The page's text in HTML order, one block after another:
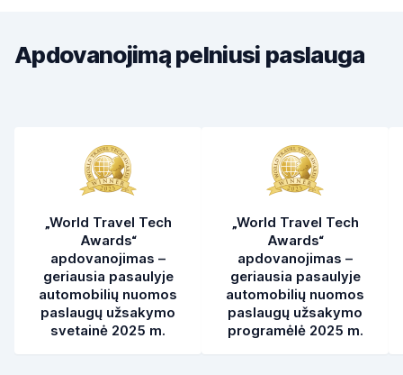
Apdovanojimą pelniusi paslauga
„World Travel Tech
Awards“
apdovanojimas –
geriausia pasaulyje
automobilių nuomos
paslaugų užsakymo
svetainė 2025 m.
„World Travel Tech
Awards“
apdovanojimas –
geriausia pasaulyje
automobilių nuomos
paslaugų užsakymo
programėlė 2025 m.